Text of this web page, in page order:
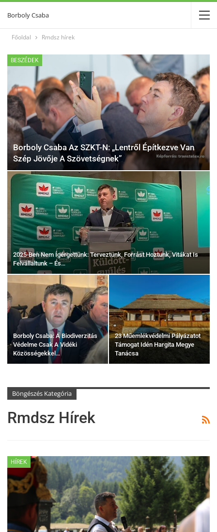
Borboly Csaba
Főoldal Rmdsz hírek
BESZÉDEK
Borboly Csaba Az SZKT-N: „Lentről Építkezve Van
Szép Jövője A Szövetségnek”
2025-Ben Nem Ígérgettünk: Terveztünk, Forrást Hoztunk, Vitákat Is
Felvállaltunk – És…
Borboly Csaba: A Biodiverzitás
Védelme Csak A Vidéki
Közösségekkel…
23 Műemlékvédelmi Pályázatot
Támogat Idén Hargita Megye
Tanácsa
Böngészés Kategória
Rmdsz Hírek
HÍREK